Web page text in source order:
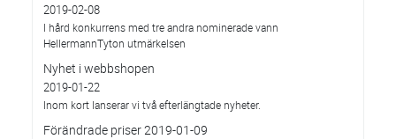
2019-02-08
I hård konkurrens med tre andra nominerade vann
HellermannTyton utmärkelsen
Nyhet i webbshopen
2019-01-22
Inom kort lanserar vi två efterlängtade nyheter.
Förändrade priser 2019-01-09